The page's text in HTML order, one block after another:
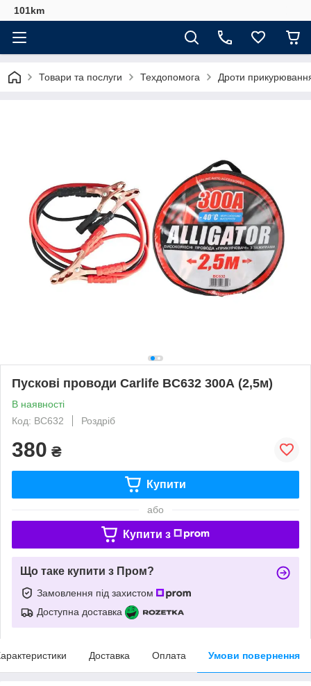
101km
Товари та послуги Техдопомога Дроти
Пускові проводи Carlife BC632 300А (2,5м)
В наявності
Код: BC632
Роздріб
380 ₴
Купити
або
Купити з
Що таке купити з Пром?
Замовлення під захистом
Доступна доставка
Доставка Оплата Умови повернення